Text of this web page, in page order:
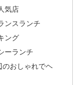
気店
ンスランチ
ング
ーランチ
のおしゃれでヘ